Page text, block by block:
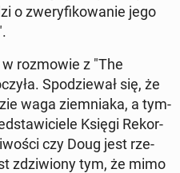
o zwe­ry­fi­ko­wa­nie jego
w roz­mo­wie z "The
Spo­dzie­wał się, że
waga ziem­nia­ka, a tym­
Księgi Re­kor­
czy Doug jest rze­
zdzi­wio­ny tym, że mimo